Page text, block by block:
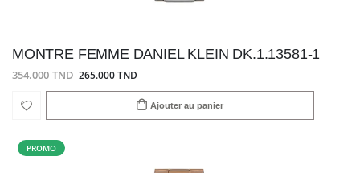
MONTRE FEMME DANIEL KLEIN DK.1.13581-1
354.000 TND 265.000 TND
Ajouter au panier
PROMO